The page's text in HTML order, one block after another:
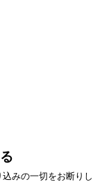
みの一切をお断りし